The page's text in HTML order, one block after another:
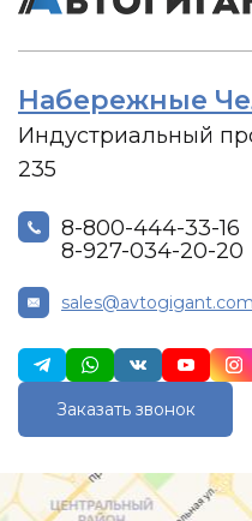
Набережные
Индустриальный
235
8-800-444-33-16
8-927-034-20-20
sales@avtogigant.com
Заказать звонок